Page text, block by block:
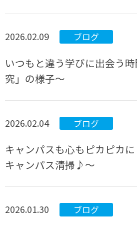
2026.02.09 ブログ
いつもと違う学びに出会う
究」の様子～
2026.02.04 ブログ
キャンパスも心もピカピカ
キャンパス清掃♪～
2026.01.30 ブログ